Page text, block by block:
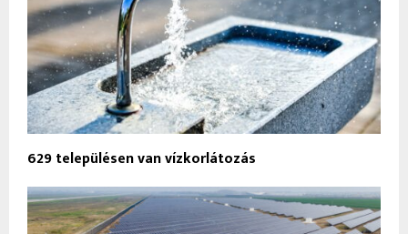
629 településen van vízkorlátozás